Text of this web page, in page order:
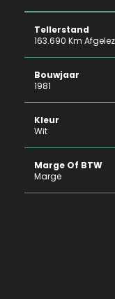
Tellerstand
163.690 Km
Bouwjaar
1981
Kleur
Wit
Marge Of BTW
Marge